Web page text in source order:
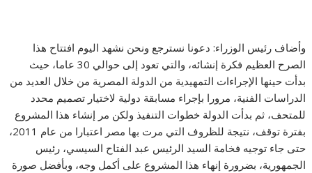
وأضاف رئيس الوزراء: دعونا نسترجع ونحن نشهد اليوم افتتاح هذا
الصرح العظيم فكرة إنشائه، والتي تعود إلى حوالي 30 عاما، حيث
بدأت حينها الإجراءات التمهيدية من الدولة المصرية من خلال العديد من
الدراسات الفنية، مرورا بإجراء مسابقة دولية لاختيار تصميم محدد
للمتحف، ثم بدأت الدولة خطوات التنفيذ ولكن مر إنشاء هذا المشروع
بفترة توقف، نتيجة للظروف التي مرت بها مصر اعتبارا من عام 2011،
حتى جاء توجيه فخامة السيد الرئيس عبد الفتاح السيسي، رئيس
الجمهورية، بضرورة إنهاء هذا المشروع على أكمل وجه، وبأفضل صورة